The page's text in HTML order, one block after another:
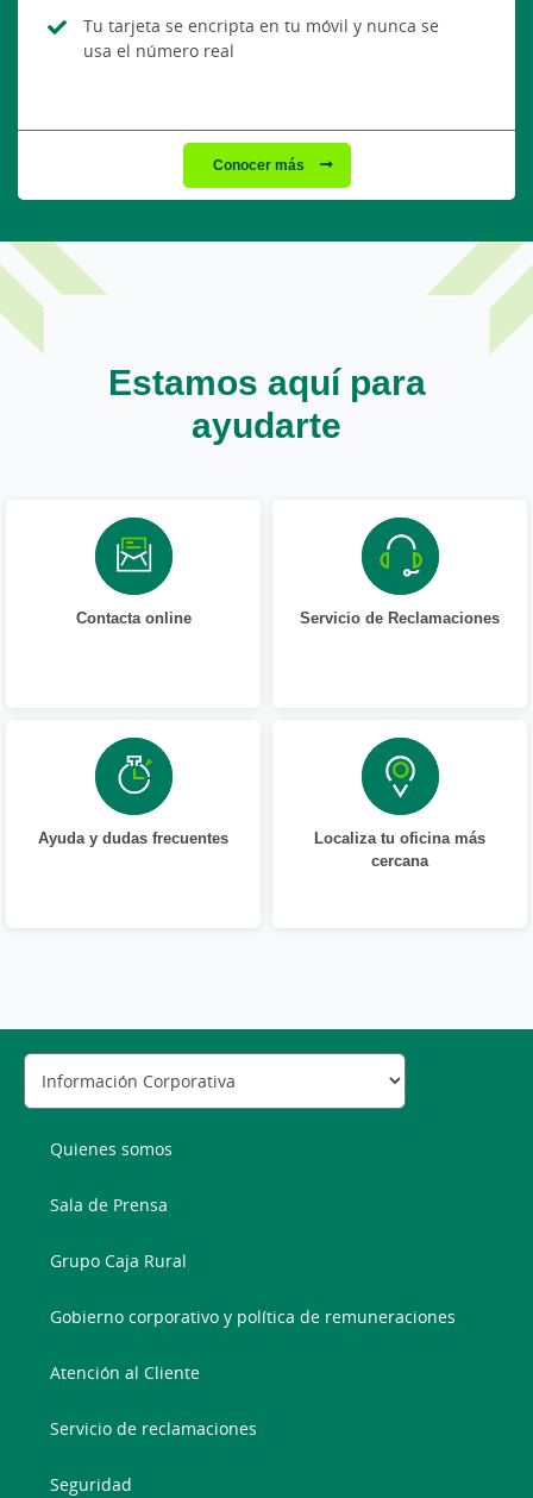
Tu tarjeta se encripta en tu móvil y nunca se
usa el número real
Conocer más
Estamos aquí para
ayudarte
Contacta online Servicio de Reclamaciones
Ayuda y dudas frecuentes
Localiza tu oficina más
cercana
Quienes somos
Sala de Prensa
Grupo Caja Rural
Gobierno corporativo y política de remuneraciones
Atención al Cliente
Servicio de reclamaciones
Seguridad